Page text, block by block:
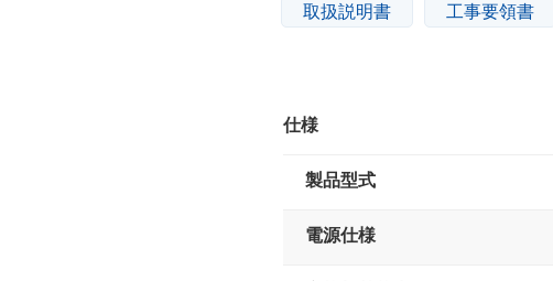
取扱説明書 工事要領書
仕様
製品型式
電源仕様